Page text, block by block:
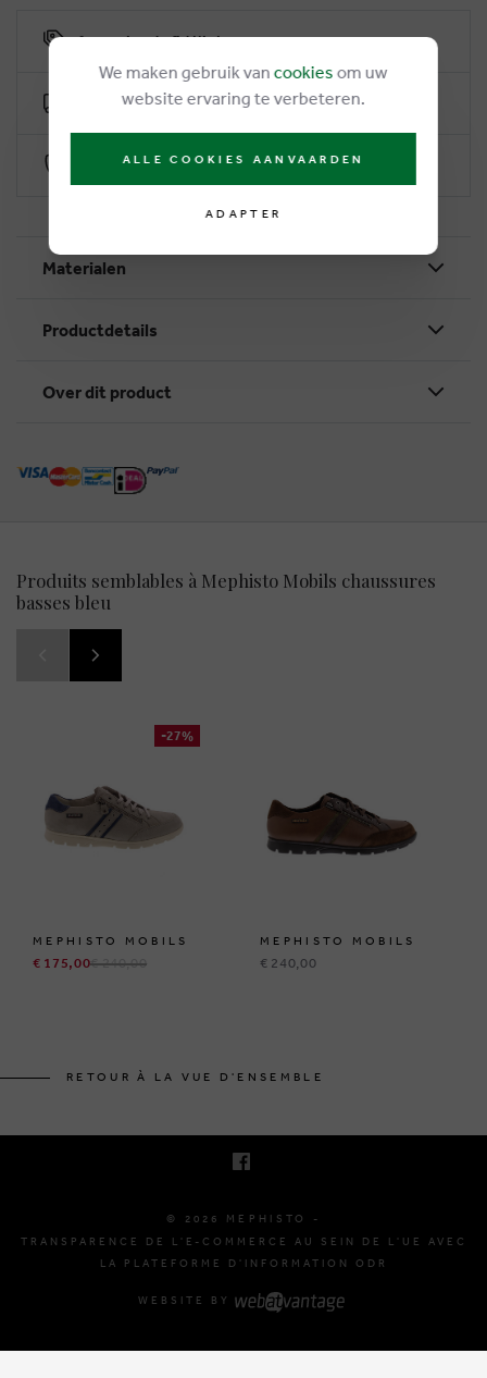
6% remise de fidélité
Livraison gratuite dès €50
Paiement sécurisé par Worldline
Materialen
Productdetails
Over dit product
Produits semblables à Mephisto Mobils chaussures
basses bleu
-27%
MEPHISTO MOBILS
€ 175,00€ 240,00
MEPHISTO MOBILS
€ 240,00
RETOUR À LA VUE D'ENSEMBLE
© 2026 MEPHISTO -
TRANSPARENCE DE L'E-COMMERCE AU SEIN DE L'UE AVEC
LA PLATEFORME D'INFORMATION ODR
WEBSITE BY
We maken gebruik van cookies om uw
website ervaring te verbeteren.
ALLE COOKIES AANVAARDEN
ADAPTER